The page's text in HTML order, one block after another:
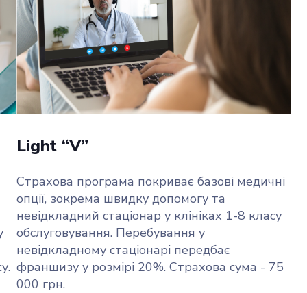
Light “V”
Страхова програма покриває базові медичні
опції, зокрема швидку допомогу та
невідкладний стаціонар у клініках 1-8 класу
обслуговування. Перебування у
невідкладному стаціонарі передбає
франшизу у розмірі 20%. Страхова сума - 75
000 грн.